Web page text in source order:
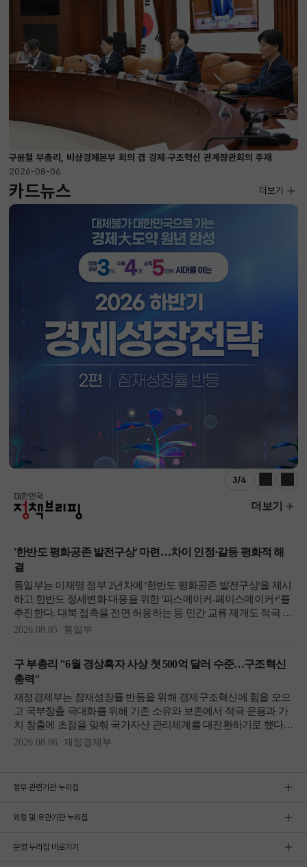
구윤철 부총리, 비상경제본부 희의 겸 경제·구조혁신 관계장관회의 주재
2026-08-06
카드뉴스
3/4
이전 다음
더보기
정부 관련기관 누리집
외청 및 유관기관 누리집
운영 누리집 바로가기